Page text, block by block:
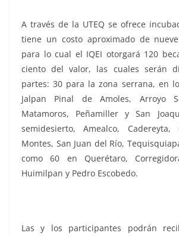
A través de la UTEQ se ofrece
tiene un costo aproximado de
para lo cual el IQEI otorgará 120
ciento del valor, las cuales serán
partes: 30 para la zona serrana, en
Jalpan Pinal de Amoles, Arroyo
Matamoros, Peñamiller y San
semidesierto, Amealco, Cadereyta,
Montes, San Juan del Río,
como 60 en Querétaro,
Huimilpan y Pedro Escobedo.
Las y los participantes podrán